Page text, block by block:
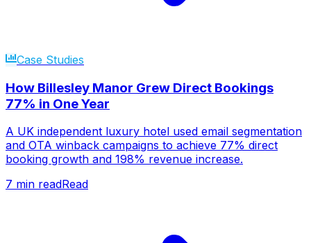
Case Studies
How Billesley Manor Grew Direct Bookings
77% in One Year
A UK independent luxury hotel used email segmentation
and OTA winback campaigns to achieve 77% direct
booking growth and 198% revenue increase.
7 min readRead